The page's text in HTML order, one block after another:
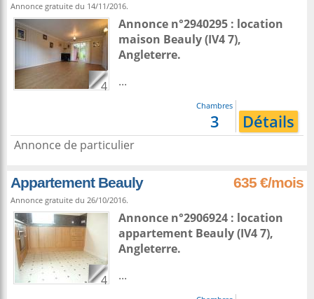
Annonce gratuite du 14/11/2016.
4
Annonce n°2940295 : location
maison Beauly(IV4 7),
Angleterre.
...
Chambres
3 Détails
Annonce de particulier
Appartement Beauly 635 €/mois
Annonce gratuite du 26/10/2016.
4
Annonce n°2906924 : location
appartement Beauly(IV4 7),
Angleterre.
...